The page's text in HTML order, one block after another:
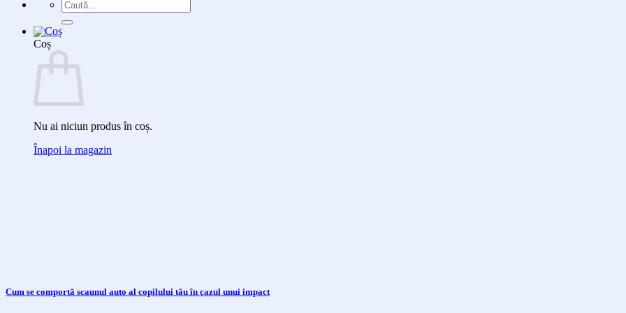
Caută
după:
Coș
Nu ai niciun produs în coș.
Înapoi la magazin
Cum se comportă scaunul auto al copilului tău în cazul unui impact